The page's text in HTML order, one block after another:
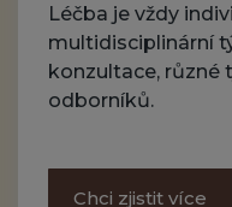
Léčba je vždy
multidisciplinární
konzultace, různé
odborníků.
Chci zjistit více